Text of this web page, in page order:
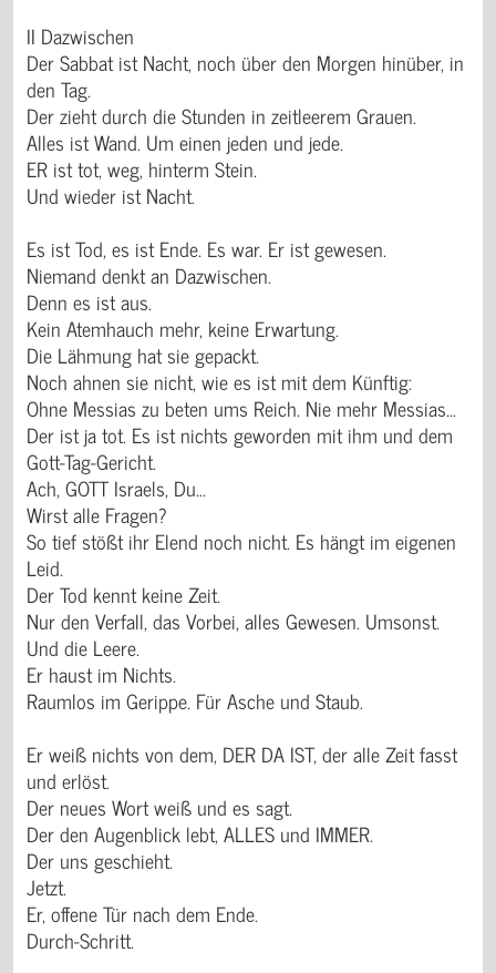
II Dazwischen
Der Sabbat ist Nacht, noch über den Morgen hinüber, in
den Tag.
Der zieht durch die Stunden in zeitleerem Grauen.
Alles ist Wand. Um einen jeden und jede.
ER ist tot, weg, hinterm Stein.
Und wieder ist Nacht.
Es ist Tod, es ist Ende. Es war. Er ist gewesen.
Niemand denkt an Dazwischen.
Denn es ist aus.
Kein Atemhauch mehr, keine Erwartung.
Die Lähmung hat sie gepackt.
Noch ahnen sie nicht, wie es ist mit dem Künftig:
Ohne Messias zu beten ums Reich. Nie mehr Messias...
Der ist ja tot. Es ist nichts geworden mit ihm und dem
Gott-Tag-Gericht.
Ach, GOTT Israels, Du...
Wirst alle Fragen?
So tief stößt ihr Elend noch nicht. Es hängt im eigenen
Leid.
Der Tod kennt keine Zeit.
Nur den Verfall, das Vorbei, alles Gewesen. Umsonst.
Und die Leere.
Er haust im Nichts.
Raumlos im Gerippe. Für Asche und Staub.
Er weiß nichts von dem, DER DA IST, der alle Zeit fasst
und erlöst.
Der neues Wort weiß und es sagt.
Der den Augenblick lebt, ALLES und IMMER.
Der uns geschieht.
Jetzt.
Er, offene Tür nach dem Ende.
Durch-Schritt.